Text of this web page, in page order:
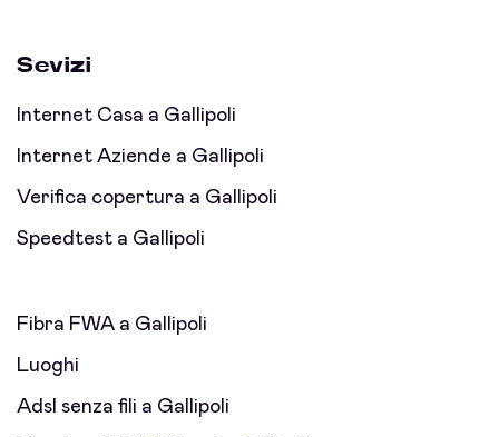
Sevizi
Internet Casa a Gallipoli
Internet Aziende a Gallipoli
Verifica copertura a Gallipoli
Speedtest a Gallipoli
Fibra FWA a Gallipoli
Luoghi
Adsl senza fili a Gallipoli